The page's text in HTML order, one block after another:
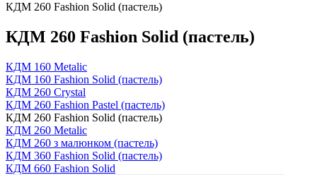
КДМ 260 Fashion Solid (пастель)
КДМ 260 Fashion Solid (пастель)
КДМ 160 Metalic
КДМ 160 Fashion Solid (пастель)
КДМ 260 Crystal
КДМ 260 Fashion Pastel (пастель)
КДМ 260 Fashion Solid (пастель)
КДМ 260 Metalic
КДМ 260 з малюнком (пастель)
КДМ 360 Fashion Solid (пастель)
КДМ 660 Fashion Solid